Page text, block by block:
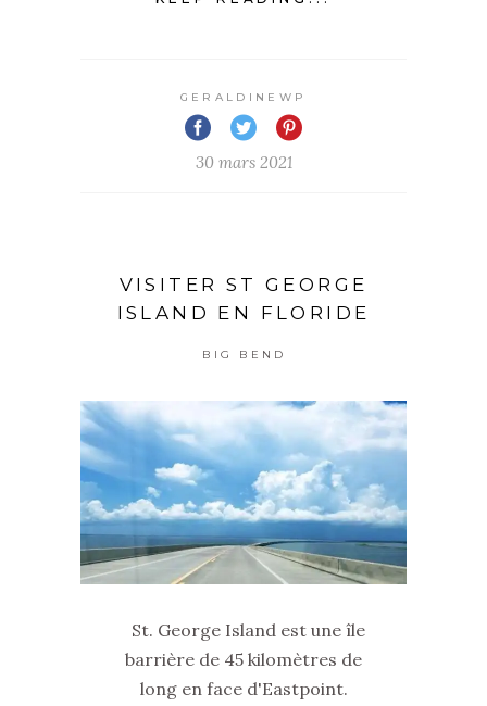
GERALDINEWP
30 mars 2021
VISITER ST GEORGE
ISLAND EN FLORIDE
BIG BEND
St. George Island est une île
barrière de 45 kilomètres de
long en face d'Eastpoint.